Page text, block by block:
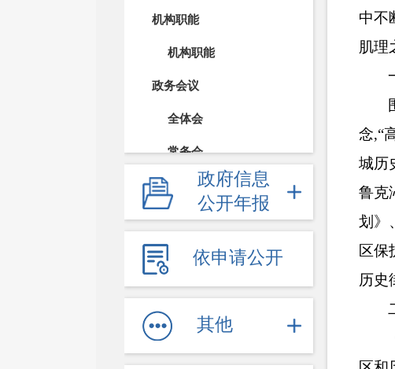
机构职能
机构职能
政务会议
全体会
常务会
财政公开
财政预决算
直达资金
采购招投标
重大决策
政府信息
公开年报
依申请公开
其他
中不
肌理
念,“
城历
鲁克
划》
区保
历史